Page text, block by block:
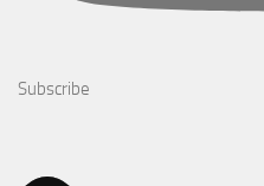
Subscribe